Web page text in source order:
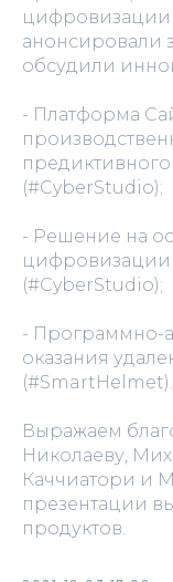
анонсировали
обсудили
- Платформа
(#CyberStudio);
- Решение на
(#CyberStudio);
- Программно-
оказания
(#SmartHelmet).
Выражаем
Николаеву,
Каччиатори и
презентации
продуктов.